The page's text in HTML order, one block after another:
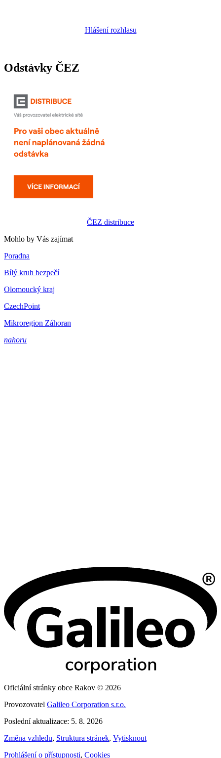
Hlášení rozhlasu
Odstávky ČEZ
ČEZ distribuce
Mohlo by Vás zajímat
Poradna
Bílý kruh bezpečí
Olomoucký kraj
CzechPoint
Mikroregion Záhoran
nahoru
Oficiální stránky obce Rakov © 2026
Provozovatel Galileo Corporation s.r.o.
Poslední aktualizace: 5. 8. 2026
Změna vzhledu, Struktura stránek, Vytisknout
Prohlášení o přístupnosti, Cookies